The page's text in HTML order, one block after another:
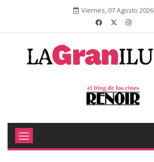
Viernes, 07 Agosto 2026